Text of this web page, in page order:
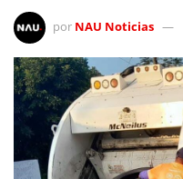
por NAU Noticias